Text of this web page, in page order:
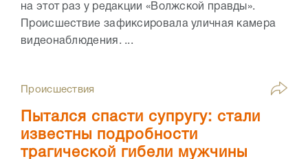
на этот раз у редакции «Волжской правды».
Происшествие зафиксировала уличная камера
видеонаблюдения. ...
Происшествия
Пытался спасти супругу: стали
известны подробности
трагической гибели мужчины